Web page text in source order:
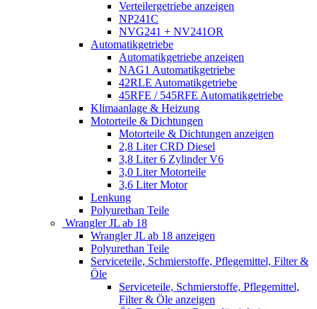
Verteilergetriebe anzeigen
NP241C
NVG241 + NV241OR
Automatikgetriebe
Automatikgetriebe anzeigen
NAG1 Automatikgetriebe
42RLE Automatikgetriebe
45RFE / 545RFE Automatikgetriebe
Klimaanlage & Heizung
Motorteile & Dichtungen
Motorteile & Dichtungen anzeigen
2,8 Liter CRD Diesel
3,8 Liter 6 Zylinder V6
3,0 Liter Motorteile
3,6 Liter Motor
Lenkung
Polyurethan Teile
Wrangler JL ab 18
Wrangler JL ab 18 anzeigen
Polyurethan Teile
Serviceteile, Schmierstoffe, Pflegemittel, Filter &
Öle
Serviceteile, Schmierstoffe, Pflegemittel,
Filter & Öle anzeigen